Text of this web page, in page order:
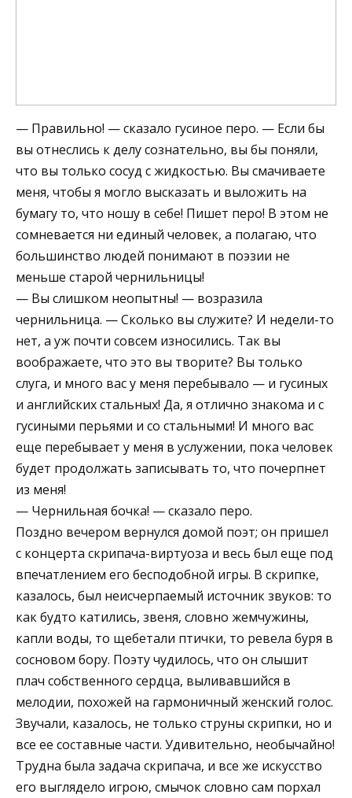
— Правильно! — сказало гусиное перо. — Если бы
вы отнеслись к делу сознательно, вы бы поняли,
что вы только сосуд с жидкостью. Вы смачиваете
меня, чтобы я могло высказать и выложить на
бумагу то, что ношу в себе! Пишет перо! В этом не
сомневается ни единый человек, а полагаю, что
большинство людей понимают в поэзии не
меньше старой чернильницы!
— Вы слишком неопытны! — возразила
чернильница. — Сколько вы служите? И недели-то
нет, а уж почти совсем износились. Так вы
воображаете, что это вы творите? Вы только
слуга, и много вас у меня перебывало — и гусиных
и английских стальных! Да, я отлично знакома и с
гусиными перьями и со стальными! И много вас
еще перебывает у меня в услужении, пока человек
будет продолжать записывать то, что почерпнет
из меня!
— Чернильная бочка! — сказало перо.
Поздно вечером вернулся домой поэт; он пришел
с концерта скрипача-виртуоза и весь был еще под
впечатлением его бесподобной игры. В скрипке,
казалось, был неисчерпаемый источник звуков: то
как будто катились, звеня, словно жемчужины,
капли воды, то щебетали птички, то ревела буря в
сосновом бору. Поэту чудилось, что он слышит
плач собственного сердца, выливавшийся в
мелодии, похожей на гармоничный женский голос.
Звучали, казалось, не только струны скрипки, но и
все ее составные части. Удивительно, необычайно!
Трудна была задача скрипача, и все же искусство
его выглядело игрою, смычок словно сам порхал